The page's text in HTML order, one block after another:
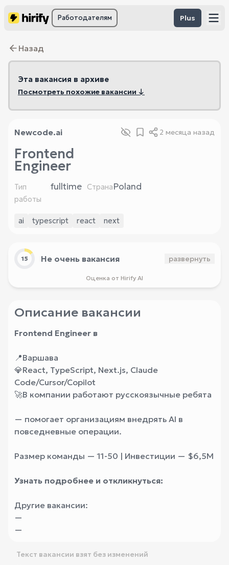
Работодателям Plus
Назад
Эта вакансия в архиве
Посмотреть похожие вакансии ↓
Newcode.ai 2 месяца назад
Frontend
Engineer
Тип
работы
fulltime СтранаPoland
ai typescript react next
15 Не очень вакансия развернуть
Оценка от Hirify AI
Описание вакансии
Frontend Engineer в
📍Варшава
💎React, TypeScript, Next.js, Claude
Code/Cursor/Copilot
🚀В компании работают русскоязычные ребята
— помогает организациям внедрять AI в
повседневные операции.
Размер команды — 11-50 | Инвестиции — $6,5M
Узнать подробнее и откликнуться:
Другие вакансии:
—
—
Текст вакансии взят без изменений